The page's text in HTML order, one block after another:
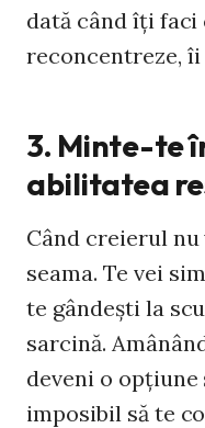
dată când îţi faci
reconcentreze,
3. Minte-te
abilitatea
Când creierul nu
seama. Te vei
te gândeşti la
sarcină.
deveni o opţiune
imposibil să te